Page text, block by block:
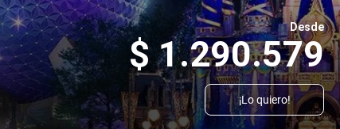
Desde
$ 1.290.579
¡Lo quiero!